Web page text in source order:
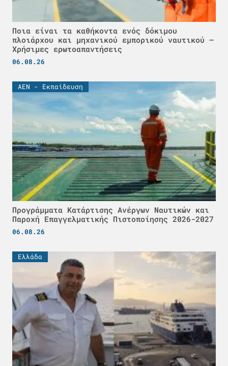
Ποια είναι τα καθήκοντα ενός δόκιμου
πλοιάρχου και μηχανικού εμπορικού ναυτικού –
Χρήσιμες ερωτοαπαντήσεις
06.08.26
ΑΕΝ - Εκπαίδευση
Προγράμματα Κατάρτισης Ανέργων Ναυτικών και
Παροχή Επαγγελματικής Πιστοποίησης 2026-2027
06.08.26
Ελλάδα